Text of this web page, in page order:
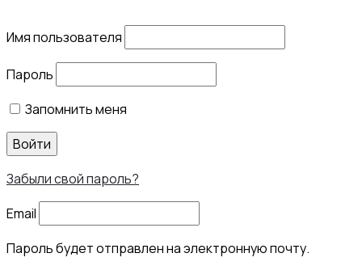
Имя пользователя
Пароль
Запомнить меня
Войти
Забыли свой пароль?
Email
Пароль будет отправлен на электронную почту.